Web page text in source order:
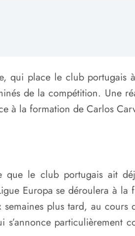
qui place le club portugais
de la compétition. Une
à la formation de Carlos
que le club portugais ait
Europa se déroulera à la
plus tard, au cours
s’annonce particulièrement